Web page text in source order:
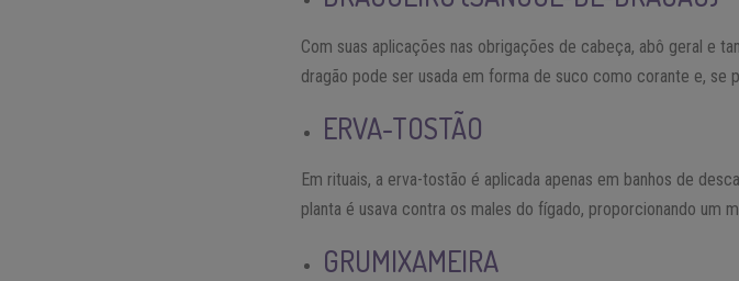
Com suas aplicações nas obrigações de cabeça, abô geral e
dragão pode ser usada em forma de suco como corante e, se
ERVA-TOSTÃO
Em rituais, a erva-tostão é aplicada apenas em banhos de
planta é usava contra os males do fígado, proporcionando um
GRUMIXAMEIRA